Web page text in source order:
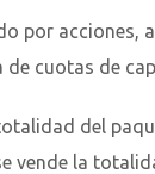
por acciones,
cuotas de
del
vende la